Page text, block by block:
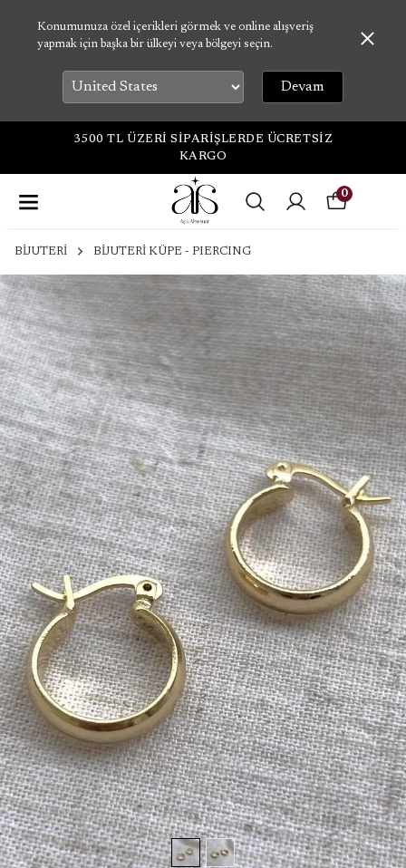
Konumunuza özel içerikleri görmek ve online alışveriş
yapmak için başka bir ülkeyi veya bölgeyi seçin.
Devam
3500 TL ÜZERİ SİPARİŞLERDE ÜCRETSİZ
KARGO
0
BİJUTERİ BİJUTERİ KÜPE - PIERCING